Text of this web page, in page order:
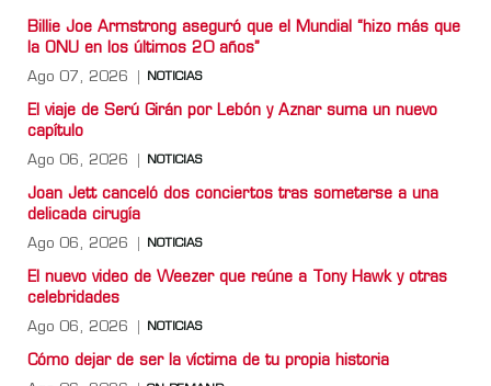
Billie Joe Armstrong aseguró que el Mundial “hizo más que
la ONU en los últimos 20 años”
Ago 07, 2026 NOTICIAS
El viaje de Serú Girán por Lebón y Aznar suma un nuevo
capítulo
Ago 06, 2026 NOTICIAS
Joan Jett canceló dos conciertos tras someterse a una
delicada cirugía
Ago 06, 2026 NOTICIAS
El nuevo video de Weezer que reúne a Tony Hawk y otras
celebridades
Ago 06, 2026 NOTICIAS
Cómo dejar de ser la víctima de tu propia historia